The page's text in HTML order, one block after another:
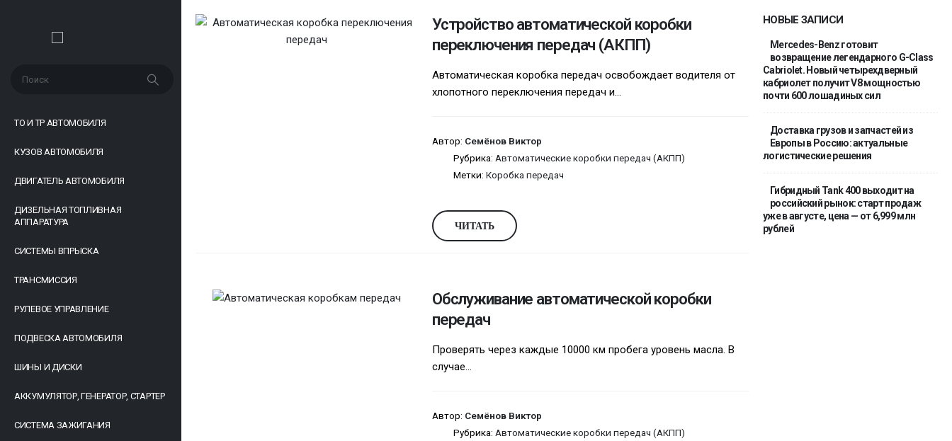
ТО И ТР АВТОМОБИЛЯ
КУЗОВ АВТОМОБИЛЯ
ДВИГАТЕЛЬ АВТОМОБИЛЯ
ДИЗЕЛЬНАЯ ТОПЛИВНАЯ
АППАРАТУРА
СИСТЕМЫ ВПРЫСКА
ТРАНСМИССИЯ
РУЛЕВОЕ УПРАВЛЕНИЕ
ПОДВЕСКА АВТОМОБИЛЯ
ШИНЫ И ДИСКИ
АККУМУЛЯТОР, ГЕНЕРАТОР, СТАРТЕР
СИСТЕМА ЗАЖИГАНИЯ
Устройство автоматической коробки
переключения передач (АКПП)
Автоматическая коробка передач освобождает водителя от
хлопотного переключения передач и...
Автор: Семёнов Виктор
Рубрика: Автоматические коробки передач (АКПП)
Метки: Коробка передач
ЧИТАТЬ
Обслуживание автоматической коробки
передач
Проверять через каждые 10000 км пробега уровень масла. В
случае...
Автор: Семёнов Виктор
Рубрика: Автоматические коробки передач (АКПП)
НОВЫЕ ЗАПИСИ
Mercedes-Benz готовит
возвращение легендарного G-Class
Cabriolet. Новый четырехдверный
кабриолет получит V8 мощностью
почти 600 лошадиных сил
Доставка грузов и запчастей из
Европы в Россию: актуальные
логистические решения
Гибридный Tank 400 выходит на
российский рынок: старт продаж
уже в августе, цена — от 6,999 млн
рублей